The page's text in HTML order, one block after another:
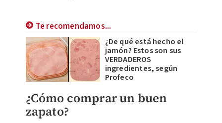
Te recomendamos...
¿De qué está hecho el
jamón? Estos son sus
VERDADEROS
ingredientes, según
Profeco
¿Cómo comprar un buen
zapato?